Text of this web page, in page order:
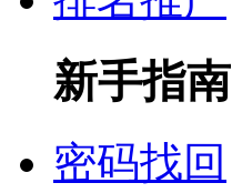
新手指南
密码找回